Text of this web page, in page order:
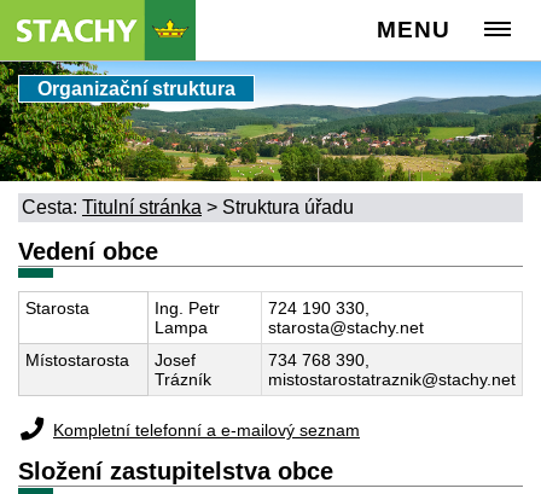
MENU
Organizační struktura
Cesta: Titulní stránka > Struktura úřadu
Vedení obce
Starosta
Ing. Petr
Lampa
724 190 330,
starosta@stachy.net
Místostarosta
Josef
Trázník
734 768 390,
mistostarostatraznik@stachy.net
Kompletní telefonní a e-mailový seznam
Složení zastupitelstva obce